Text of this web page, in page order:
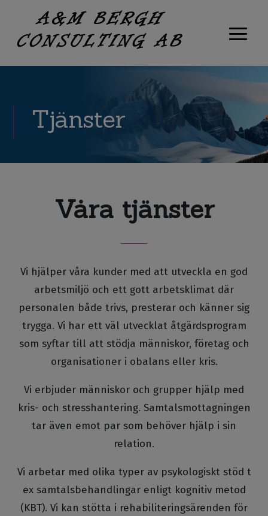
Tjänster
Våra tjänster
Vi hjälper våra kunder med att utveckla en god
arbetsmiljö och ett gott arbetsklimat där
personalen både trivs, presterar och känner sig
trygga. Vi har ett väl utvecklat åtgärdsprogram
som syftar till att stödja människor, företag och
organisationer i obalans eller kris.
Vi erbjuder människor och grupper hjälp med
kris- och stresshantering. Samtalsmottagningen
tar även emot par som behöver hjälp i sin
relation.
Vi arbetar med olika typer av psykologiskt stöd t
ex samtalsbehandlingar enligt kognitiv metod
(KBT). Vi kan stötta i rehabiliteringsärenden för